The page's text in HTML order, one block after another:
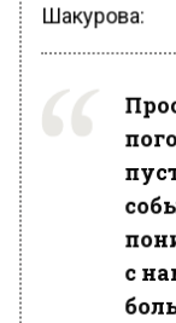
Шакурова:
с